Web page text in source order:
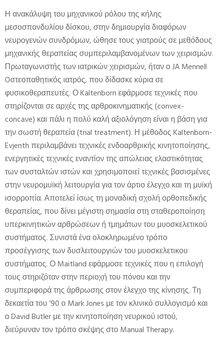
Η ανακάλυψη του μηχανικού ρόλου της κήλης
μεσοσπονδυλίου δίσκου, στην δημιουργία διαφόρων
νευρογενών συνδρόμων, ώθησε τους γιατρούς σε μεθόδους
μηχανικής θεραπείας συμπεριλαμβανομένων των χειρισμών.
Πρωταγωνιστής των ιατρικών χειρισμών, ήταν ο JA Mennell
Oστεοπαθητικός ιατρός, που δίδασκε κύρια σε
φυσικοθεραπευτές. Ο Kaltenborn εφάρμοσε τεχνικές που
στηρίζονται σε αρχές της αρθροκινηματικής (convex-
concave) και πάλι η πολύ καλή αξιολόγηση είναι η βάση για
την σωστή θεραπεία (trial treatment). Η μέθοδος Kaltenborn-
Evjenth περιλαμβάνει τεχνικές ενδοαρθρικής κινητοποίησης,
ενεργητικές τεχνικές εναντίον της απώλειας ελαστικότητας
των συσταλτών ιστών και χρησιμοποιεί τεχνικές βασισμένες
στην νευρομυϊκή λειτουργία για τον άρτιο έλεγχο και τη μυϊκή
ισορροπία. Αποτελεί ίσως τη μοναδική σχολή ορθοπεδικής
θεραπείας, που δίνει μέγιστη σημασία στη σταθεροποίηση
υπερκινητικών αρθρώσεων ή τμημάτων του μυοσκελετικού
συστήματος. Συνιστά ένα ολοκληρωμένο τρόπο
προσέγγισης των δυσλειτουργιών του μυοσκελετικου
συστήματος. Ο Maitland εφάρμοσε τεχνικές που η επιλογή
τους στηριζόταν στην περιοχή του πόνου και την
συμπεριφορά της άρθρωσης στον έλεγχο της κίνησης. Τη
δεκαετία του ‘90 ο Mark Jones με τον κλινικό συλλογισμό και
ο David Butler με την κινητοποίηση νευρικού ιστού,
διεύρυναν τον τρόπο σκέψης στο Manual Therapy.